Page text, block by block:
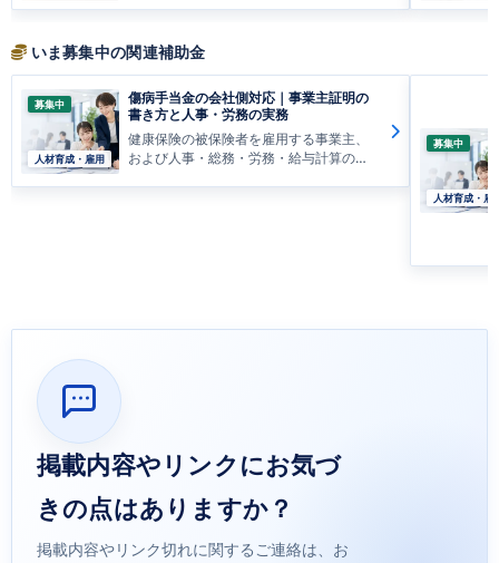
いま募集中の関連補助金
募集中
人材育成・雇用
傷病手当金の会社側対応｜事業主証明の
書き方と人事・労務の実務
健康保険の被保険者を雇用する事業主、
および人事・総務・労務・給与計算の担
募集中
人材育成・雇
掲載内容やリンクにお気づ
きの点はありますか？
掲載内容やリンク切れに関するご連絡は、お